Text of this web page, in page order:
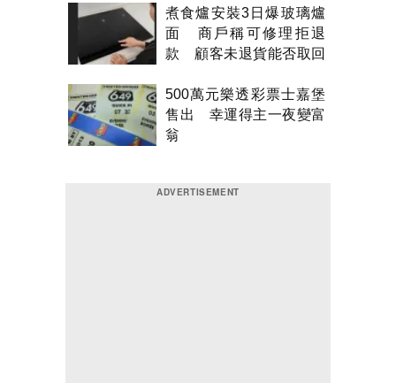
煮食爐安裝3日爆玻璃爐
面 商戶稱可修理拒退
款 顧客未退貨能否取回
500萬元樂透彩票士嘉堡
售出 幸運得主一夜變富
翁